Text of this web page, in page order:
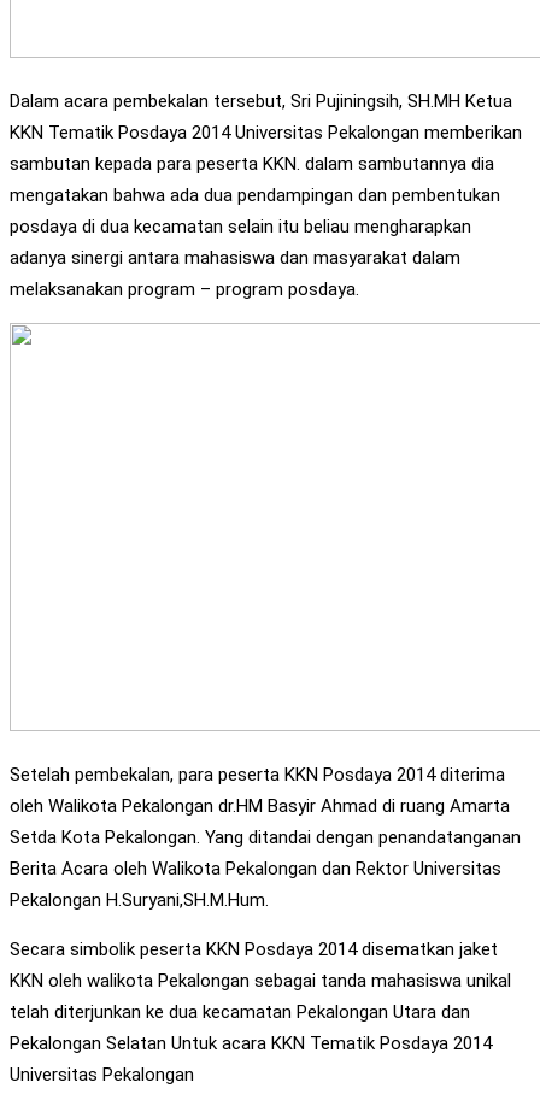
Dalam acara pembekalan tersebut, Sri Pujiningsih, SH.MH Ketua
KKN Tematik Posdaya 2014 Universitas Pekalongan memberikan
sambutan kepada para peserta KKN. dalam sambutannya dia
mengatakan bahwa ada dua pendampingan dan pembentukan
posdaya di dua kecamatan selain itu beliau mengharapkan
adanya sinergi antara mahasiswa dan masyarakat dalam
melaksanakan program – program posdaya.
Setelah pembekalan, para peserta KKN Posdaya 2014 diterima
oleh Walikota Pekalongan dr.HM Basyir Ahmad di ruang Amarta
Setda Kota Pekalongan. Yang ditandai dengan penandatanganan
Berita Acara oleh Walikota Pekalongan dan Rektor Universitas
Pekalongan H.Suryani,SH.M.Hum.
Secara simbolik peserta KKN Posdaya 2014 disematkan jaket
KKN oleh walikota Pekalongan sebagai tanda mahasiswa unikal
telah diterjunkan ke dua kecamatan Pekalongan Utara dan
Pekalongan Selatan Untuk acara KKN Tematik Posdaya 2014
Universitas Pekalongan